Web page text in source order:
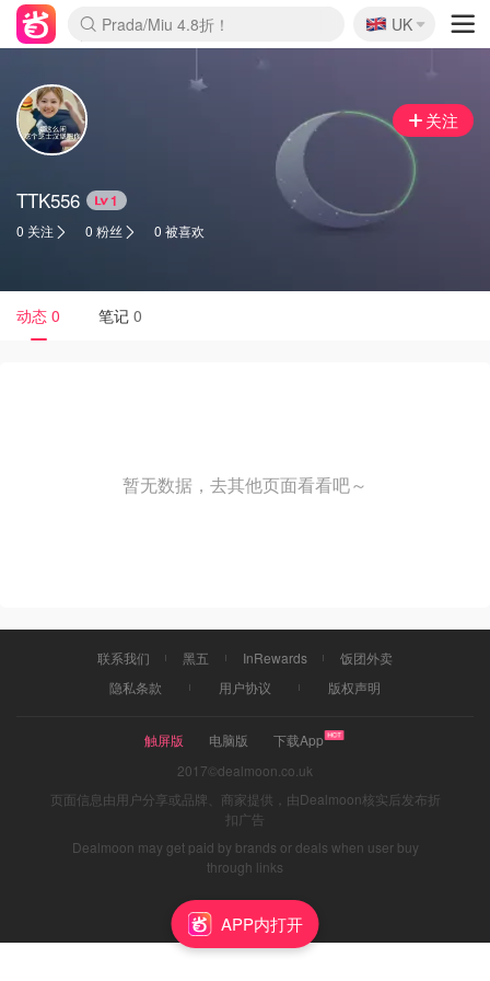
Prada/Miu 4.8折！
🇬🇧
UK
关注
TTK556 1
0 关注 0 粉丝 0 被喜欢
动态 0 笔记 0
暂无数据，去其他页面看看吧～
APP内打开
联系我们 黑五 InRewards
饭团外卖
隐私条款
用户协议 版权声明
触屏版 电脑版
下载App
2017©dealmoon.co.uk
页面信息由用户分享或品牌、商家提供，由Dealmoon核实后发布折
扣广告
Dealmoon may get paid by brands or deals when user buy
through links